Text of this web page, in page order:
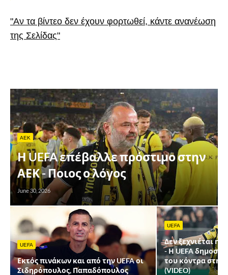
"Αν τα βίντεο δεν έχουν φορτωθεί, κάντε ανανέωση
της Σελίδας"
AEK
Η UEFA επέβαλλε πρόστιμο στην
ΑΕΚ - Ποιος ο λόγος
June 30, 2026
UEFA
Εκτός πινάκων και από την UEFA οι
Σιδηρόπουλος, Παπαδόπουλος
UEFA
Δεν ξεχνιέται η
- Η UEFA
του κόντρα
(VIDEO)